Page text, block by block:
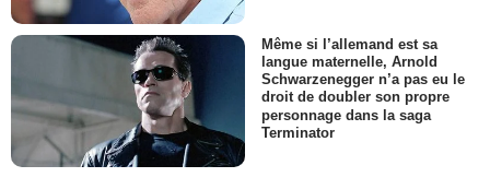
Même si l’allemand est sa
langue maternelle, Arnold
Schwarzenegger n’a pas eu le
droit de doubler son propre
personnage dans la saga
Terminator